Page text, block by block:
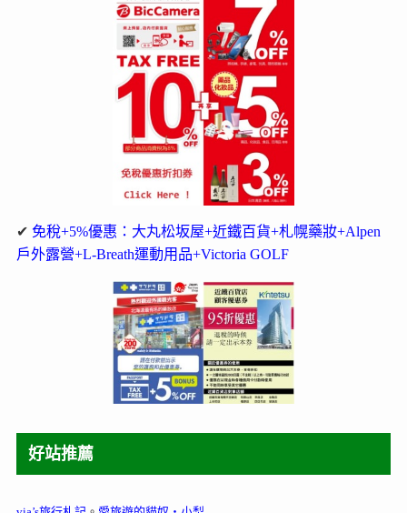
✔ 免稅+5%優惠：大丸松坂屋+近鐵百貨+札幌藥妝+Alpen
戶外露營+L-Breath運動用品+Victoria GOLF
好站推薦